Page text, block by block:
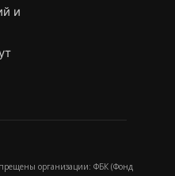
и
организации: ФБК (Фонд